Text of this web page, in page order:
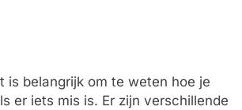
is belangrijk om te weten hoe je
er iets mis is. Er zijn verschillende